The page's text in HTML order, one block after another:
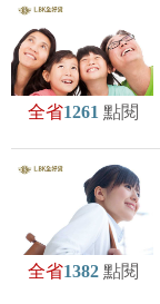
全省1261 點閱
全省1382 點閱